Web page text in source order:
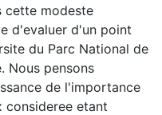
cette modeste
d'evaluer d'un point
du Parc National de
Nous pensons
de l'importance
consideree etant